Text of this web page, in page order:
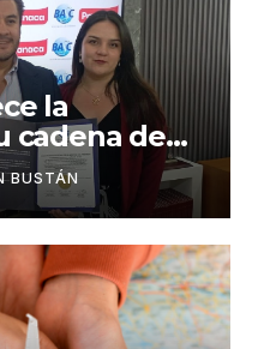
la
cadena de
BUSTÁN